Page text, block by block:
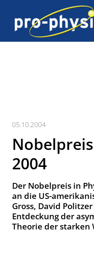
05.10.2004
2004
Der Nobelpreis in
an die US-
Gross, David
Entdeckung der
Theorie der starken